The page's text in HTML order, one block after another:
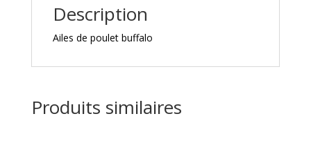
Description
Ailes de poulet buffalo
Produits similaires